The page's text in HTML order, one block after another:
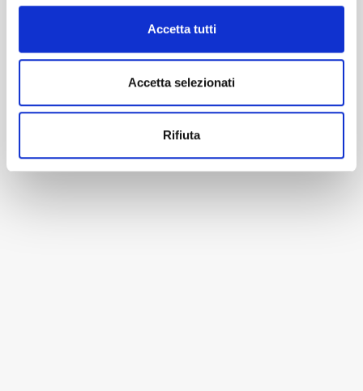
Accetta tutti
Accetta selezionati
Rifiuta